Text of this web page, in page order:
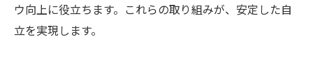
ウ向上に役立ちます。これらの取り組みが、安定した自
立を実現します。